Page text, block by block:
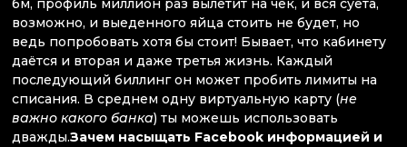
бм, профиль миллион раз вылетит на чек, и вся суета,
возможно, и выеденного яйца стоить не будет, но
ведь попробовать хотя бы стоит! Бывает, что кабинету
даётся и вторая и даже третья жизнь. Каждый
последующий биллинг он может пробить лимиты на
списания. В среднем одну виртуальную карту (не
важно какого банка) ты можешь использовать
дважды.Зачем насыщать Facebook информацией и